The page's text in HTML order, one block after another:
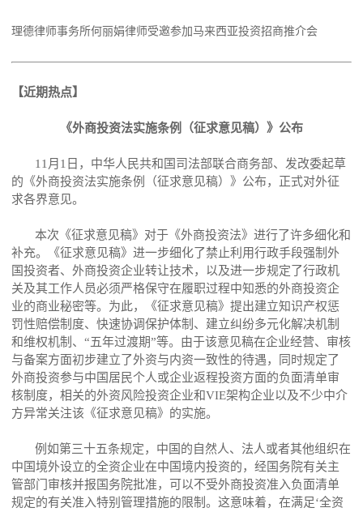
理德律师事务所何丽娟律师受邀参加马来西亚投资招商推介会
【近期热点】
《外商投资法实施条例（征求意见稿）》公布
11月1日，中华人民共和国司法部联合商务部、发改委起草
的《外商投资法实施条例（征求意见稿）》公布，正式对外征
求各界意见。
本次《征求意见稿》对于《外商投资法》进行了许多细化和
补充。《征求意见稿》进一步细化了禁止利用行政手段强制外
国投资者、外商投资企业转让技术，以及进一步规定了行政机
关及其工作人员必须严格保守在履职过程中知悉的外商投资企
业的商业秘密等。为此，《征求意见稿》提出建立知识产权惩
罚性赔偿制度、快速协调保护体制、建立纠纷多元化解决机制
和维权机制、“五年过渡期”等。由于该意见稿在企业经营、审核
与备案方面初步建立了外资与内资一致性的待遇，同时规定了
外商投资参与中国居民个人或企业返程投资方面的负面清单审
核制度，相关的外资风险投资企业和VIE架构企业以及不少中介
方异常关注该《征求意见稿》的实施。
例如第三十五条规定，中国的自然人、法人或者其他组织在
中国境外设立的全资企业在中国境内投资的，经国务院有关主
管部门审核并报国务院批准，可以不受外商投资准入负面清单
规定的有关准入特别管理措施的限制。这意味着，在满足‘全资